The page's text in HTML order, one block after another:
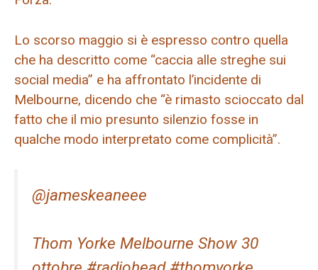
Lo scorso maggio si è espresso contro quella
che ha descritto come “caccia alle streghe sui
social media” e ha affrontato l’incidente di
Melbourne, dicendo che “è rimasto scioccato dal
fatto che il mio presunto silenzio fosse in
qualche modo interpretato come complicità”.
@jameskeaneee
Thom Yorke Melbourne Show 30